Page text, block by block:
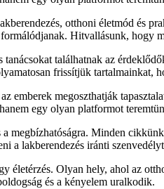
otthoni életmód és
Hitvallásunk,
találhatnak az
frissítjük tartalmainkat,
emberek megoszthatják
egy olyan platformot
megbízhatóságra. Minden
a lakberendezés iránti
életérzés. Olyan hely, ahol az
és a kényelem uralkodik.